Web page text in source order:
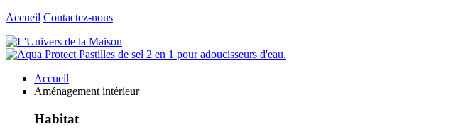
Accueil Contactez-nous
Accueil
Aménagement intérieur
Habitat